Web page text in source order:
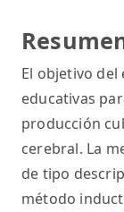
El objetivo
educativas
producción
cerebral. La
de tipo
método